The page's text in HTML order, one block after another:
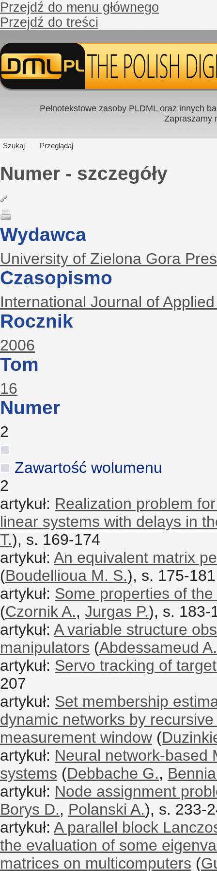
Przejdź do menu głównego
Przejdź do treści
Pełnotekstowe zasoby PLDML oraz innych
Zapraszamy
Szukaj Przeglądaj
Numer - szczegóły
Wydawca
University of Zielona Gora
Czasopismo
International Journal of
Rocznik
2006
Tom
16
Numer
2
Zawartość wolumenu
2
artykuł: Realization problem
linear systems with delays in
T.), s. 169-174
artykuł: An equivalent matrix
(Boudellioua M. S.), s. 175-181
artykuł: Some properties of
(Czornik A., Jurgas P.), s. 183-
artykuł: A variable structure
manipulators (Abdessameud A.
artykuł: Servo tracking of
207
artykuł: Set membership
dynamic networks by
measurement window (
artykuł: Neural network-based
systems (Debbache G.,
artykuł: Node assignment
Borys D., Polanski A.), s. 233-
artykuł: A parallel block
the evaluation of some
matrices on multicomputers (